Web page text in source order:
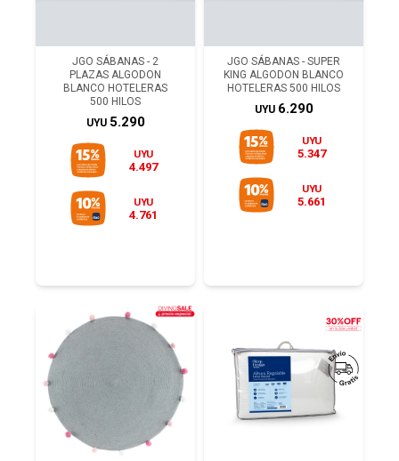
JGO SÁBANAS - 2
PLAZAS ALGODON
BLANCO HOTELERAS
500 HILOS
UYU 5.290
UYU
4.497
UYU
4.761
JGO SÁBANAS - SUPER
KING ALGODON BLANCO
HOTELERAS 500 HILOS
UYU 6.290
UYU
5.347
UYU
5.661